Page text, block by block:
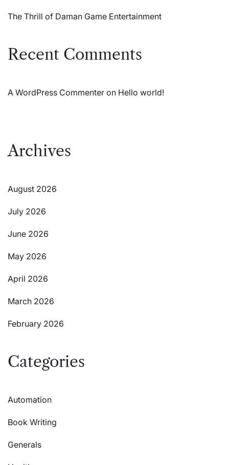
The Thrill of Daman Game Entertainment
Recent Comments
A WordPress Commenter on Hello world!
Archives
August 2026
July 2026
June 2026
May 2026
April 2026
March 2026
February 2026
Categories
Automation
Book Writing
Generals